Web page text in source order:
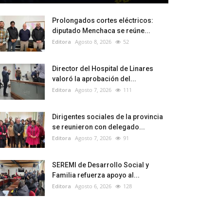
Prolongados cortes eléctricos:
diputado Menchaca se reúne...
Editora Agosto 8, 2026 52
Director del Hospital de Linares
valoró la aprobación del...
Editora Agosto 7, 2026 111
Dirigentes sociales de la provincia
se reunieron con delegado...
Editora Agosto 7, 2026 91
SEREMI de Desarrollo Social y
Familia refuerza apoyo al...
Editora Agosto 6, 2026 128